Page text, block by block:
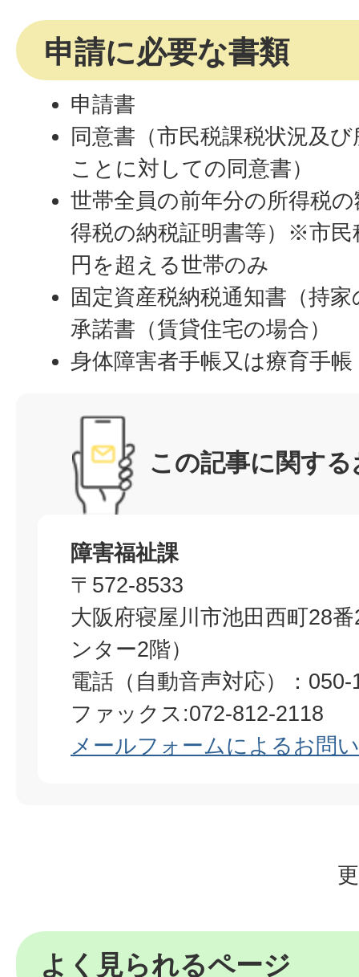
申請に必要な書類
申請書
同意書（市民税課税状況及
ことに対しての同意書）
世帯全員の前年分の所得税
得税の納税証明書等）※市民
円を超える世帯のみ
固定資産税納税通知書（持
承諾書（賃貸住宅の場合）
身体障害者手帳又は療育手帳
この記事に関す
障害福祉課
〒572-8533
大阪府寝屋川市池田西町28
ンター2階）
電話（自動音声対応）：050-
ファックス:072-812-2118
メールフォームによるお問
よく見られるページ